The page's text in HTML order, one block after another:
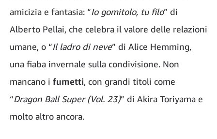
amicizia e fantasia: “Io gomitolo, tu filo” di
Alberto Pellai, che celebra il valore delle relazioni
umane, o “Il ladro di neve” di Alice Hemming,
una fiaba invernale sulla condivisione. Non
mancano i fumetti, con grandi titoli come
“Dragon Ball Super (Vol. 23)” di Akira Toriyama e
molto altro ancora.